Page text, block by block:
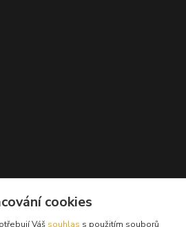
cookies
Váš souhlas s použitím souborů